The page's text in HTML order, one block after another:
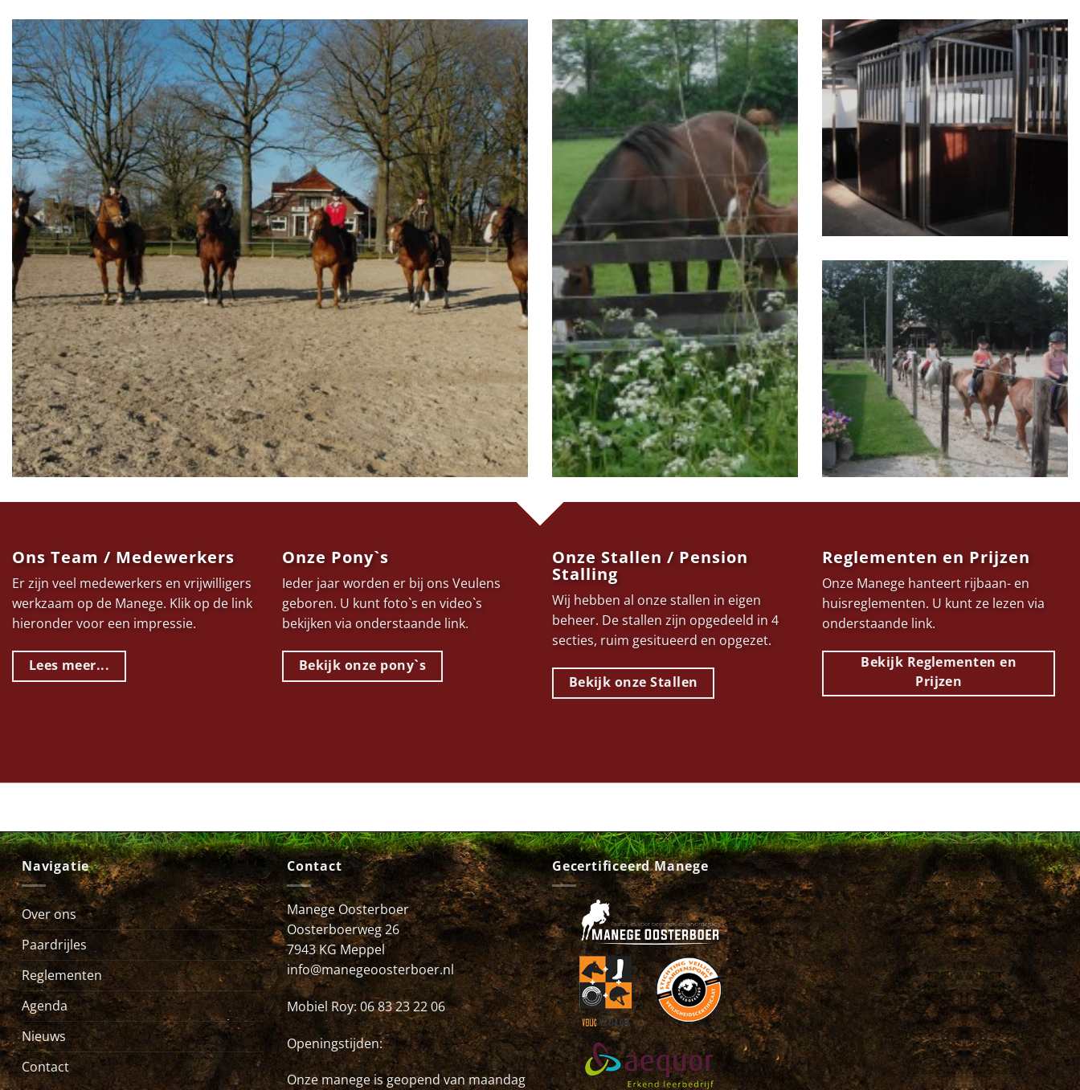
Ons Team / Medewerkers
Er zijn veel medewerkers en vrijwilligers
werkzaam op de Manege. Klik op de link
hieronder voor een impressie.
Lees meer...
Onze Pony`s
Ieder jaar worden er bij ons Veulens
geboren. U kunt foto`s en video`s
bekijken via onderstaande link.
Bekijk onze pony`s
Onze Stallen / Pension
Stalling
Wij hebben al onze stallen in eigen
beheer. De stallen zijn opgedeeld in 4
secties, ruim gesitueerd en opgezet.
Bekijk onze Stallen
Reglementen en Prijzen
Onze Manege hanteert rijbaan- en
huisreglementen. U kunt ze lezen via
onderstaande link.
Bekijk Reglementen en
Prijzen
Navigatie
Over ons
Paardrijles
Reglementen
Agenda
Nieuws
Contact
Contact
Manege Oosterboer
Oosterboerweg 26
7943 KG Meppel
info@manegeoosterboer.nl
Mobiel Roy:06 83 23 22 06
Openingstijden:
Onze manege is geopend van maandag
Gecertificeerd Manege